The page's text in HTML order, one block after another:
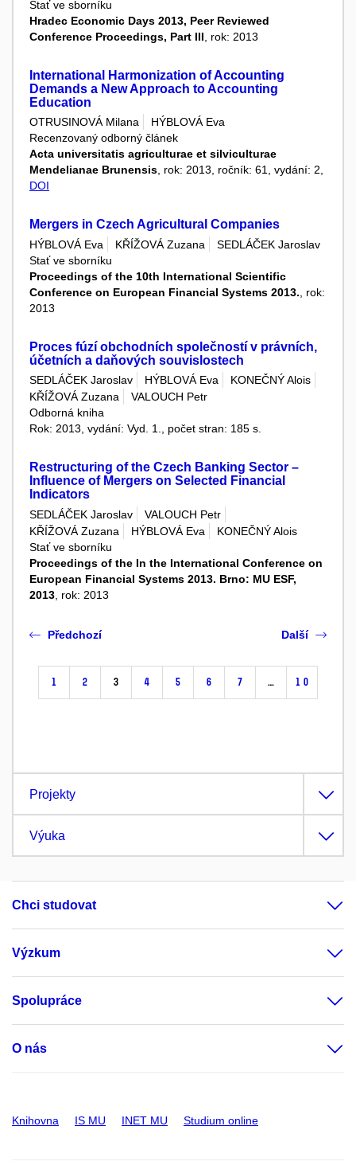
Stať ve sborníku
Hradec Economic Days 2013, Peer Reviewed
Conference Proceedings, Part III , rok: 2013
International Harmonization of Accounting
Demands a New Approach to Accounting
Education
OTRUSINOVÁ Milana
HÝBLOVÁ Eva
Recenzovaný odborný článek
Acta universitatis agriculturae et silviculturae
Mendelianae Brunensis, rok: 2013, ročník: 61, vydání: 2,
DOI
Mergers in Czech Agricultural Companies
HÝBLOVÁ Eva KŘÍŽOVÁ Zuzana
SEDLÁČEK Jaroslav
Stať ve sborníku
Proceedings of the 10th International Scientific
Conference on European Financial Systems 2013. , rok:
2013
Proces fúzí obchodních společností v právních,
účetních a daňových souvislostech
SEDLÁČEK Jaroslav HÝBLOVÁ Eva
KONEČNÝ Alois
KŘÍŽOVÁ Zuzana
VALOUCH Petr
Odborná kniha
Rok: 2013, vydání: Vyd. 1., počet stran: 185 s.
Restructuring of the Czech Banking Sector –
Influence of Mergers on Selected Financial
Indicators
SEDLÁČEK Jaroslav
VALOUCH Petr
KŘÍŽOVÁ Zuzana
HÝBLOVÁ Eva
KONEČNÝ Alois
Stať ve sborníku
Proceedings of the In the International Conference on
European Financial Systems 2013. Brno: MU ESF,
2013 , rok: 2013
Předchozí
1 2 3 4 5 6 7 … 10
Další
Projekty
Výuka
Chci studovat
Výzkum
Spolupráce
O nás
Knihovna IS MU INET MU Studium online